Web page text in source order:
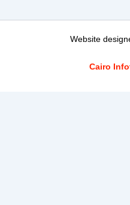
Website
Cairo